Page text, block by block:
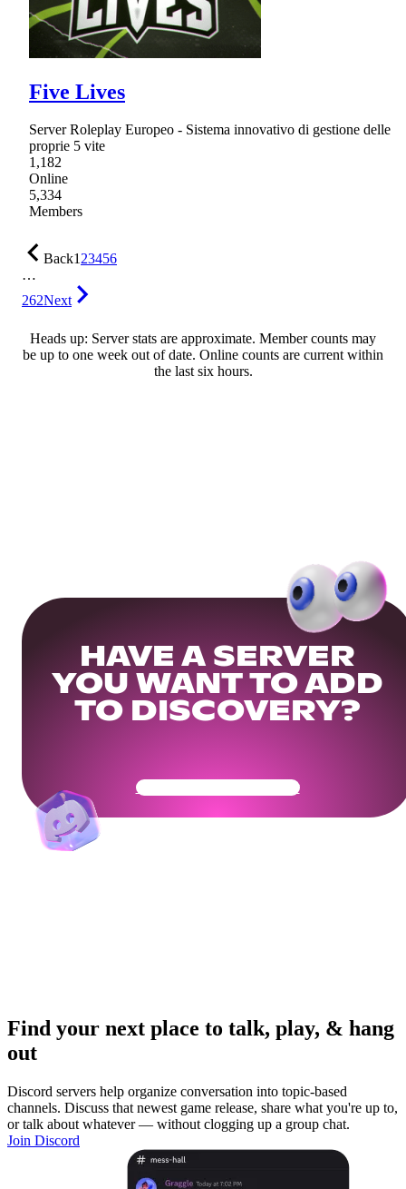
Five Lives
Server Roleplay Europeo - Sistema innovativo di gestione delle
proprie 5 vite
1,182
Online
5,334
Members
Back123456
…
262Next
Heads up: Server stats are approximate. Member counts may
be up to one week out of date. Online counts are current within
the last six hours.
HAVE A SERVER
YOU WANT TO ADD
TO DISCOVERY?
Get Your Community Ready
Find your next place to talk, play, & hang
out
Discord servers help organize conversation into topic-based
channels. Discuss that newest game release, share what you're up to,
or talk about whatever — without clogging up a group chat.
Join Discord